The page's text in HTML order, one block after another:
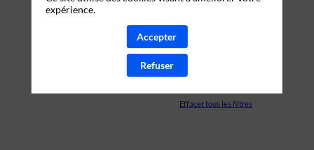
THÈMATIQUES
Effacer tous les filtres
expérience.
Accepter
Refuser